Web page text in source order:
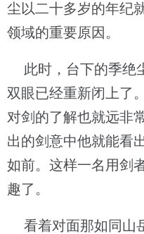
尘以二十多岁的年纪
领域的重要原因。
此时，台下的季绝
双眼已经重新闭上了
对剑的了解也就远非
出的剑意中他就能看
如前。这样一名用剑
趣了。
看着对面那如同山